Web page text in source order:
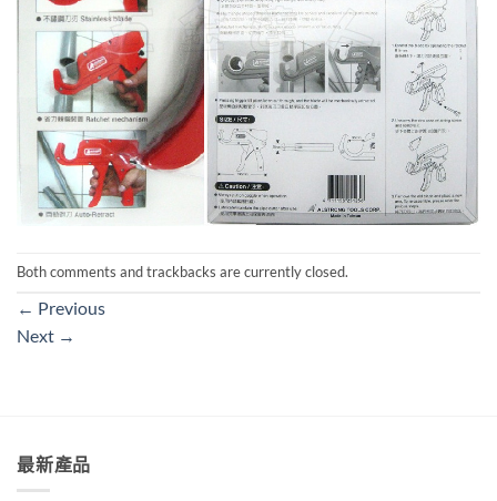
Both comments and trackbacks are currently closed.
← Previous
Next →
最新產品